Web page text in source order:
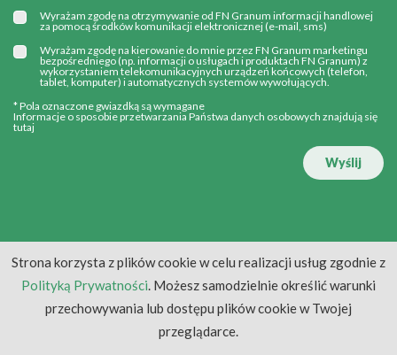
Wyrażam zgodę na otrzymywanie od FN Granum informacji handlowej
za pomocą środków komunikacji elektronicznej (e-mail, sms)
Wyrażam zgodę na kierowanie do mnie przez FN Granum marketingu
bezpośredniego (np. informacji o usługach i produktach FN Granum) z
wykorzystaniem telekomunikacyjnych urządzeń końcowych (telefon,
tablet, komputer) i automatycznych systemów wywołujących.
* Pola oznaczone gwiazdką są wymagane
Informacje o sposobie przetwarzania Państwa danych osobowych znajdują się
tutaj
Wyślij
Strona korzysta z plików cookie w celu realizacji usług zgodnie z
Polityką Prywatności. Możesz samodzielnie określić warunki
przechowywania lub dostępu plików cookie w Twojej
przeglądarce.